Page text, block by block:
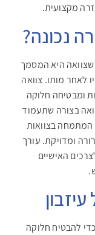
מקצועית.
נכונה?
שצוואה היא המסמך
לאחר מותו. צוואה
ומבטיחה חלוקה
בצורה שתעמוד
המתמחה בצוואות
ומדויקת. עורך
האישיים
.
להבטיח חלוקה